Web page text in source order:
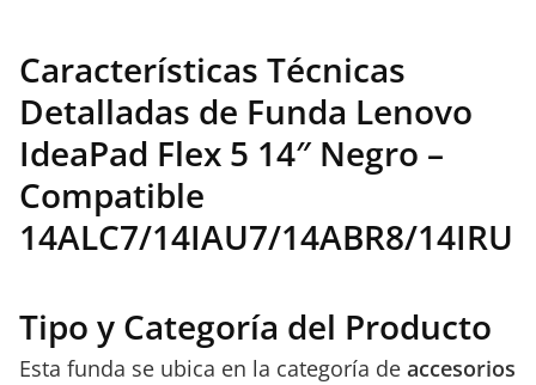
Características Técnicas
Detalladas de Funda Lenovo
IdeaPad Flex 5 14″ Negro –
Compatible
14ALC7/14IAU7/14ABR8/14IRU
Tipo y Categoría del Producto
Esta funda se ubica en la categoría de accesorios